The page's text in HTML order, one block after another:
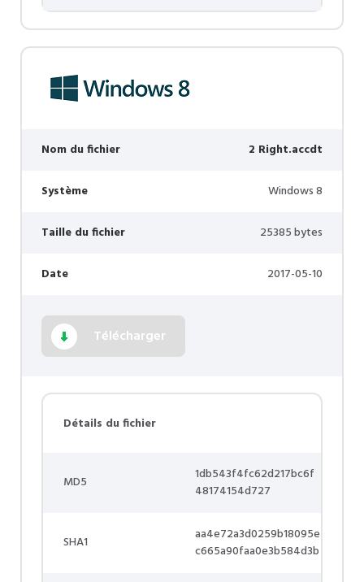
Nom du fichier 2 Right.accdt
Système Windows 8
Taille du fichier 25385 bytes
Date 2017-05-10
Télécharger
Détails du fichier
MD5
1db543f4fc62d217bc6f
48174154d727
SHA1
aa4e72a3d0259b18095e
c665a90faa0e3b584d3b